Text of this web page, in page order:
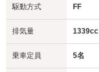
駆動方式 FF
排気量 1339cc
乗車定員 5名